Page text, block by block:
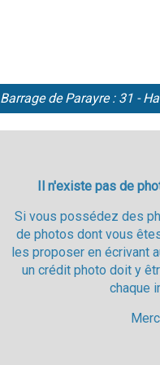
Barrage deParayre : 31 -
Il n'existe pas de
Si vous possédez des
de photos dont vous
les proposer en écrivant
un crédit photo doit y
chaque